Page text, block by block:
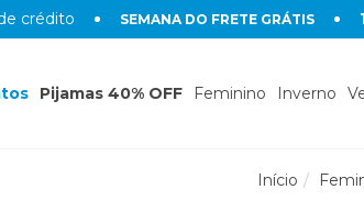
crédito SEMANA DO FRETE GRÁTIS
Pijamas 40% OFF Feminino Inverno
Início